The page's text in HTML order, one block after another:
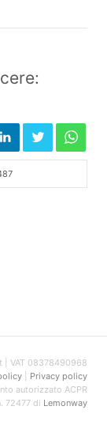
| VAT 08378490968
| Privacy policy
autorizzato ACPR
72477 di Lemonway